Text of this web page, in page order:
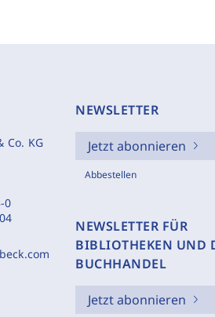
Co. KG
0
NEWSLETTER
Jetzt abonnieren
Abbestellen
NEWSLETTER FÜR
BIBLIOTHEKEN UND
BUCHHANDEL
Jetzt abonnieren